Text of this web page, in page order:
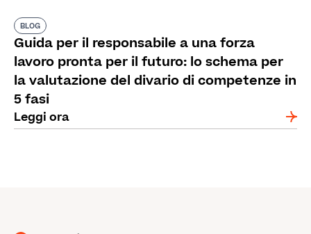
BLOG
Guida per il responsabile a una forza
lavoro pronta per il futuro: lo schema per
la valutazione del divario di competenze in
5 fasi
Leggi ora